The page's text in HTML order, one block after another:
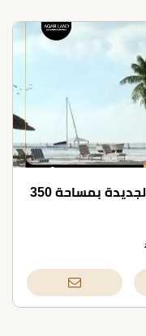
فيلا للبيع في قرية نورد العلمين الجديدة بمساحة 350